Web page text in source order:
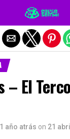
– El
1 año atrás on 21
Salir de la versión